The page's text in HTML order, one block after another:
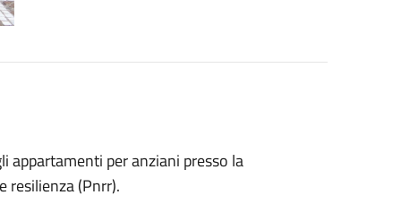
appartamenti per anziani presso la
resilienza (Pnrr).